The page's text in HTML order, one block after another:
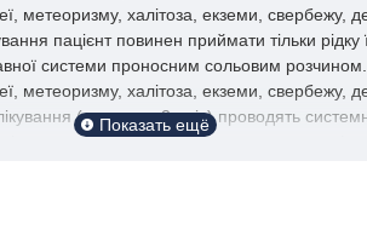
метеоризму, халітоза, екземи, свербежу,
пацієнт повинен приймати тільки
системи проносним сольовим
метеоризму, халітоза, екземи, свербежу,
(протягом 2 днів) проводять
некатороза,
актиномикоза шкіри. Препарат